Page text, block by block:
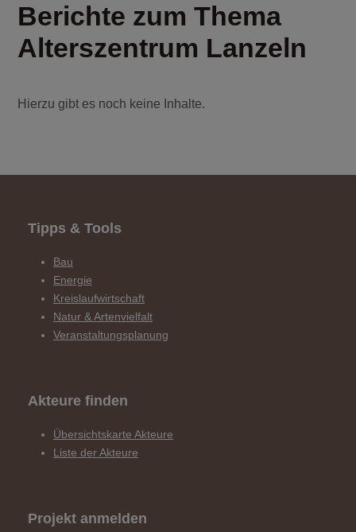
Berichte zum Thema
Alterszentrum Lanzeln
Hierzu gibt es noch keine Inhalte.
Tipps & Tools
Bau
Energie
Kreislaufwirtschaft
Natur & Artenvielfalt
Veranstaltungsplanung
Akteure finden
Übersichtskarte Akteure
Liste der Akteure
Projekt anmelden